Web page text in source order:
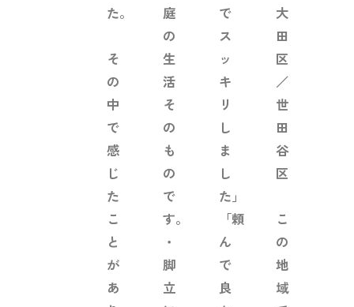
た。
そ
の
中
で
感
じ
た
こ
と
が
あ
庭
の
生
活
そ
の
も
の
で
す。
・
脚
立
で
ス
ッ
キ
リ
し
ま
し
た」
「頼
ん
で
良
大
田
区
／
世
田
谷
区
こ
の
地
域